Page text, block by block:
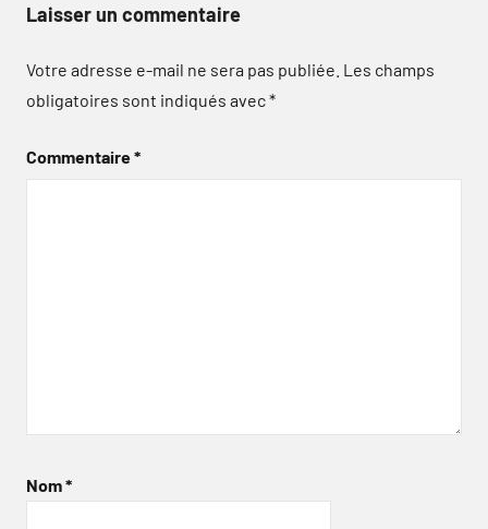
Laisser un commentaire
Votre adresse e-mail ne sera pas publiée. Les champs
obligatoires sont indiqués avec*
Commentaire*
Nom*